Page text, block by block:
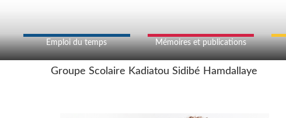
Emploi du temps Mémoires et publications
Groupe Scolaire Kadiatou Sidibé Hamdallaye